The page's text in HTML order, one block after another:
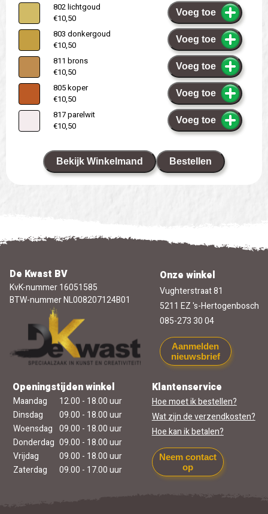
802 lichtgoud
€10,50
Voeg toe
803 donkergoud
€10,50
Voeg toe
811 brons
€10,50
Voeg toe
805 koper
€10,50
Voeg toe
817 parelwit
€10,50
Voeg toe
Bekijk Winkelmand Bestellen
De Kwast BV
KvK-nummer 16051585
BTW-nummer NL008207124B01
Onze winkel
Vughterstraat 81
5211 EZ 's-Hertogenbosch
085-273 30 04
Aanmelden
nieuwsbrief
Openingstijden winkel
Maandag
12.00 - 18.00 uur
Dinsdag
09.00 - 18.00 uur
Woensdag 09.00 - 18.00 uur
Donderdag 09.00 - 18.00 uur
Vrijdag
09.00 - 18.00 uur
Zaterdag
09.00 - 17.00 uur
Klantenservice
Hoe moet ik bestellen?
Wat zijn de verzendkosten?
Hoe kan ik betalen?
Neem contact
op